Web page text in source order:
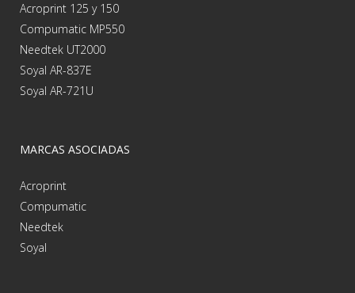
Acroprint 125 y 150
Compumatic MP550
Needtek UT2000
Soyal AR-837E
Soyal AR-721U
MARCAS ASOCIADAS
Acroprint
Compumatic
Needtek
Soyal